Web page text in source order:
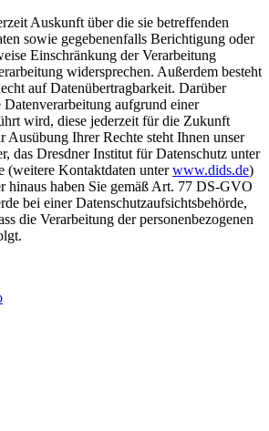
Auskunft über die sie betreffenden
sowie gegebenenfalls Berichtigung oder
Einschränkung der Verarbeitung
widersprechen. Außerdem besteht
auf Datenübertragbarkeit. Darüber
aufgrund einer
wird, diese jederzeit für die Zukunft
Ihrer Rechte steht Ihnen unser
das Dresdner Institut für Datenschutz unter
(weitere Kontaktdaten unterwww.dids.de)
hinaus haben Sie gemäß Art. 77 DS-GVO
bei einer Datenschutzaufsichtsbehörde,
die Verarbeitung der personenbezogenen